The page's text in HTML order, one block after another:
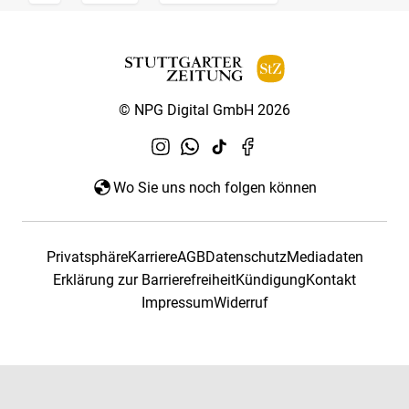
© NPG Digital GmbH 2026
Wo Sie uns noch folgen können
PrivatsphäreKarriereAGBDatenschutzMediadaten
Erklärung zur BarrierefreiheitKündigungKontakt
ImpressumWiderruf